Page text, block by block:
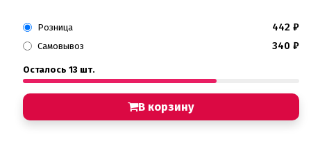
Розница 442 ₽
Самовывоз 340 ₽
Осталось 13 шт.
В корзину